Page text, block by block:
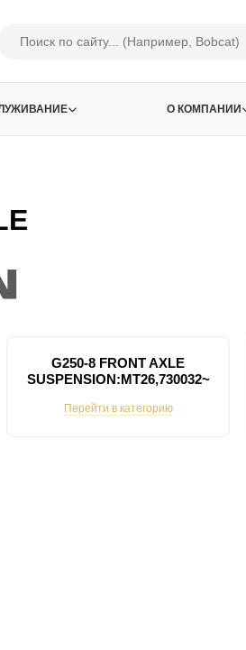
О КОМПАНИИ
G250-8 FRONT AXLE
SUSPENSION:MT26,730032~
Перейти в категорию